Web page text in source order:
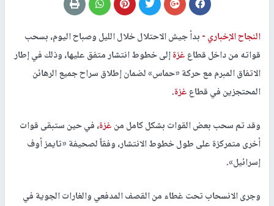
النجاح الإخباري -بدأ جيش الاحتلال خلال الليل وصباح اليوم، بسحب
قواته من داخل قطاعغزةإلى خطوط انتشار متفق عليها، وذلك في إطار
الاتفاق المبرم مع حركة «حماس» لضمان إطلاق سراح جميع الرهائن
المحتجزين في قطاعغزة.
وقد تم سحب بعض القوات بشكل كامل منغزة، في حين ستبقى قوات
أخرى متمركزة على طول خطوط الانتشار، وفقاً لصحيفة «تايمز أوف
إسرائيل».
وجرى الانسحاب تحت غطاء من القصف المدفعي والغارات الجوية في